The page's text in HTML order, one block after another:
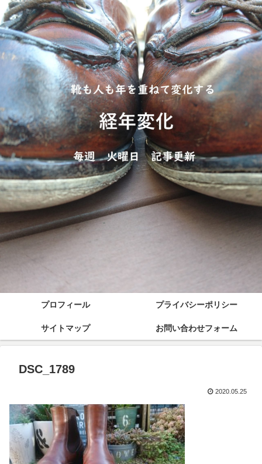
プロフィール プライバシーポリシー
サイトマップ お問い合わせフォーム
DSC_1789
2020.05.25